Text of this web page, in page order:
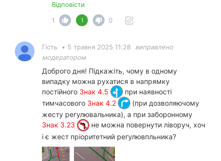
Відповісти
1
1 0
Гість • 5 травня 2025 11:28
виправлено
модератором
Доброго дня! Підкажіть, чому в одному
випадку можна рухатися в напрямку
постійного Знак 4.5
при наявності
тимчасового Знак 4.2
(при дозволяючому
жесту регулювальника), а при заборонному
Знак 3.23
не можна повернути ліворуч, хоч
і є жест пріоритетний регулювпльника?